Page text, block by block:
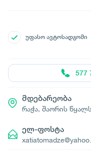
უფასო ავტოსადგომი
577
მდებარეობა
რაჭა, შაორის
ელ-ფოსტა